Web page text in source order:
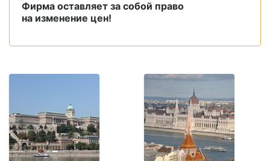
Фирма оставляет за собой право
на изменение цен!